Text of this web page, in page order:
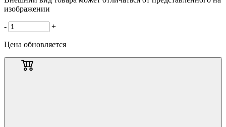
изображении
- +
Цена обновляется